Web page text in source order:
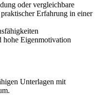
oder vergleichbare
Erfahrung in einer
hohe Eigenmotivation
Unterlagen mit